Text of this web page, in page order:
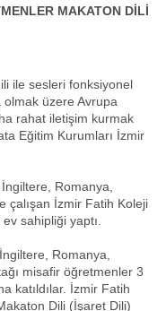
MAKATON DİLİ
ile sesleri fonksiyonel
olmak üzere Avrupa
rahat iletişim kurmak
Eğitim Kurumları İzmir
Romanya,
çalışan İzmir Fatih Koleji
sahipliği yaptı.
Romanya,
misafir öğretmenler 3
katıldılar. İzmir Fatih
Dili (İşaret Dili)